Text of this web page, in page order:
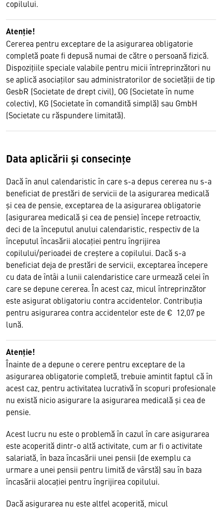
copilului.
Atenţie!
Cererea pentru exceptare de la asigurarea obligatorie
completă poate fi depusă numai de către o persoană fizică.
Dispoziţiile speciale valabile pentru micii întreprinzători nu
se aplică asociaţilor sau administratorilor de societăţii de tip
GesbR (Societate de drept civil), OG (Societate în nume
colectiv), KG (Societate în comandită simplă) sau GmbH
(Societate cu răspundere limitată).
Data aplicării şi consecinţe
Dacă în anul calendaristic în care s-a depus cererea nu s-a
beneficiat de prestări de servicii de la asigurarea medicală
şi cea de pensie, exceptarea de la asigurarea obligatorie
(asigurarea medicală şi cea de pensie) începe retroactiv,
deci de la începutul anului calendaristic, respectiv de la
începutul încasării alocaţiei pentru îngrijirea
copilului/perioadei de creştere a copilului. Dacă s-a
beneficiat deja de prestări de servicii, exceptarea începere
cu data de întâi a lunii calendaristice care urmează celei în
care se depune cererea. În acest caz, micul întreprinzător
este asigurat obligatoriu contra accidentelor. Contribuţia
pentru asigurarea contra accidentelor este de € 12,07 pe
lună.
Atenţie!
Înainte de a depune o cerere pentru exceptare de la
asigurarea obligatorie completă, trebuie amintit faptul că în
acest caz, pentru activitatea lucrativă în scopuri profesionale
nu există nicio asigurare la asigurarea medicală şi cea de
pensie.
Acest lucru nu este o problemă în cazul în care asigurarea
este acoperită dintr-o altă activitate, cum ar fi o activitate
salariată, în baza încasării unei pensii (de exemplu ca
urmare a unei pensii pentru limită de vârstă) sau în baza
încasării alocaţiei pentru îngrijirea copilului.
Dacă asigurarea nu este altfel acoperită, micul